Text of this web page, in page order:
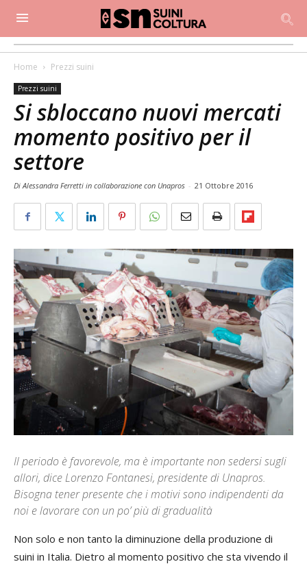
Home Prezzi suini
Prezzi suini
Si sbloccano nuovi mercati
momento positivo per il
settore
Di Alessandra Ferretti in collaborazione con Unapros - 21 Ottobre 2016
Il periodo è favorevole, ma è importante non sedersi sugli
allori, dice Lorenzo Fontanesi, presidente di Unapros.
Bisogna tener presente che i motivi sono indipendenti da
noi e lavorare con un po’ più di gradualità
Non solo e non tanto la diminuzione della produzione di
suini in Italia. Dietro al momento positivo che sta vivendo il